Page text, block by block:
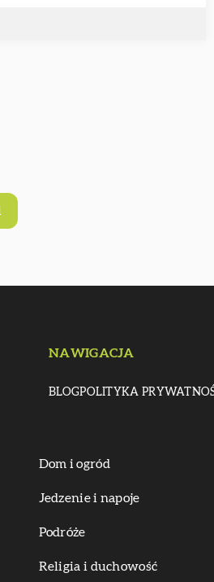
NAWIGACJA
BLOGPOLITYKA
Dom i ogród
Jedzenie i napoje
Podróże
Religia i duchowość